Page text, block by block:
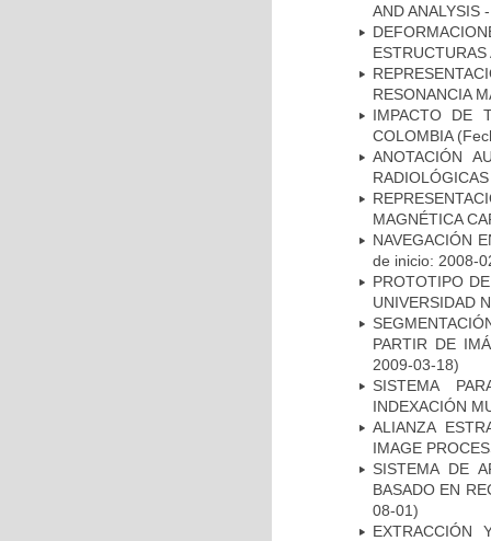
AND ANALYSIS
RESONANCIA
IMPACTO DE
COLOMBIA
ANOTACIÓN
MAGNÉTICA
NAVEGACIÓN
de inicio: 2008-
PROTOTIPO
UNIVERSIDAD
PARTIR DE
2009-03-18)
SISTEMA
INDEXACIÓN
ALIANZA
IMAGE
SISTEMA DE
BASADO EN
08-01)
EXTRACCIÓN